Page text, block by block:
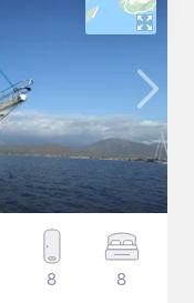
8 8